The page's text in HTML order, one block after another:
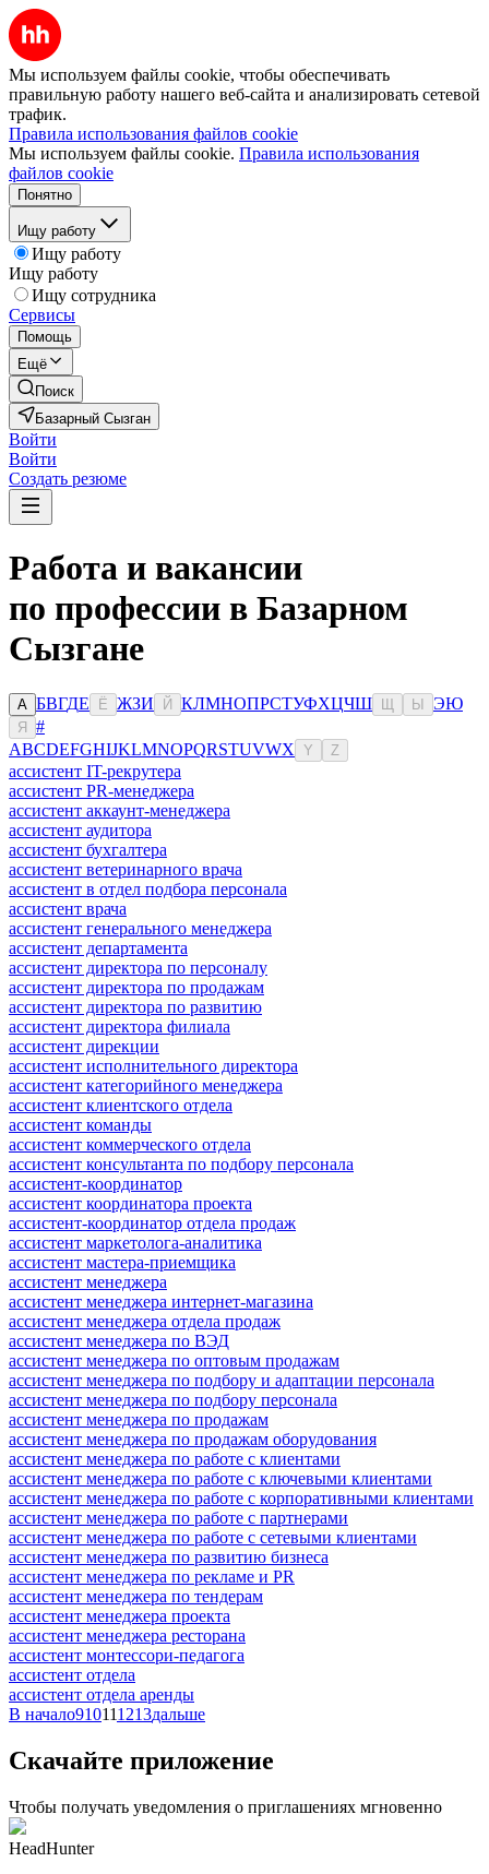
Мы используем файлы cookie, чтобы обеспечивать
правильную работу нашего веб-сайта и анализировать сетевой
трафик.
Правила использования файлов cookie
Мы используем файлы cookie. Правила использования
файлов cookie
Понятно
Ищу работу
Ищу работу
Ищу работу
Ищу сотрудника
Сервисы
Помощь
Ещё
Поиск
Базарный Сызган
Войти
Войти
Создать резюме
Работа и вакансии
по профессии в Базарном
Сызгане
А БВГДЕ Ё ЖЗИ Й КЛМНОПРСТУФХЦЧШ Ы ЭЮ
Я
#
ABCDEFGHIJKLMNOPQRSTUVWX Y Z
ассистент IT-рекрутера
ассистент PR-менеджера
ассистент аккаунт-менеджера
ассистент аудитора
ассистент бухгалтера
ассистент ветеринарного врача
ассистент в отдел подбора персонала
ассистент врача
ассистент генерального менеджера
ассистент департамента
ассистент директора по персоналу
ассистент директора по продажам
ассистент директора по развитию
ассистент директора филиала
ассистент дирекции
ассистент исполнительного директора
ассистент категорийного менеджера
ассистент клиентского отдела
ассистент команды
ассистент коммерческого отдела
ассистент консультанта по подбору персонала
ассистент-координатор
ассистент координатора проекта
ассистент-координатор отдела продаж
ассистент маркетолога-аналитика
ассистент мастера-приемщика
ассистент менеджера
ассистент менеджера интернет-магазина
ассистент менеджера отдела продаж
ассистент менеджера по ВЭД
ассистент менеджера по оптовым продажам
ассистент менеджера по подбору и адаптации персонала
ассистент менеджера по подбору персонала
ассистент менеджера по продажам
ассистент менеджера по продажам оборудования
ассистент менеджера по работе с клиентами
ассистент менеджера по работе с ключевыми клиентами
ассистент менеджера по работе с корпоративными клиентами
ассистент менеджера по работе с партнерами
ассистент менеджера по работе с сетевыми клиентами
ассистент менеджера по развитию бизнеса
ассистент менеджера по рекламе и PR
ассистент менеджера по тендерам
ассистент менеджера проекта
ассистент менеджера ресторана
ассистент монтессори-педагога
ассистент отдела
ассистент отдела аренды
В начало910111213дальше
Скачайте приложение
Чтобы получать уведомления о приглашениях мгновенно
HeadHunter